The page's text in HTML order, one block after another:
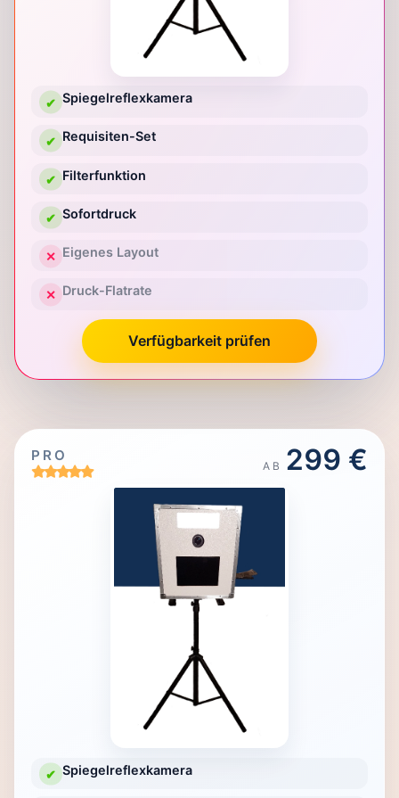
✔ Spiegelreflexkamera
✔ Requisiten-Set
✔ Filterfunktion
✔ Sofortdruck
✕ Eigenes Layout
✕ Druck-Flatrate
Verfügbarkeit prüfen
PRO
AB 299 €
✔ Spiegelreflexkamera